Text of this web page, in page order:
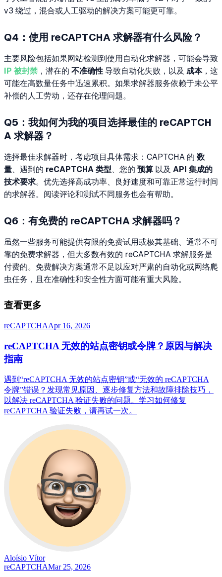
v3 绕过，混合或人工驱动的解决方案可能更可靠。
Q4：使用 reCAPTCHA 求解器有什么风险？
主要风险包括如果网站检测到使用自动化求解器，可能会导致
IP 被封禁 ，潜在的 不准确性 导致自动化失败，以及 成本，这
可能在高数量任务中迅速累积。如果求解器服务依赖于未公平
补偿的人工劳动，还存在伦理问题。
Q5：我如何为我的项目选择最佳的 reCAPTCH
A 求解器？
选择最佳求解器时，考虑项目具体需求：CAPTCHA 的 数
量、遇到的 reCAPTCHA 类型、您的 预算 以及 API 集成的
技术要求。优先选择高成功率、良好速度和可靠正常运行时间
的求解器。阅读评论和测试不同服务也会有帮助。
Q6：有免费的 reCAPTCHA 求解器吗？
虽然一些服务可能提供有限的免费试用或极其基础、通常不可
靠的免费求解器，但大多数有效的 reCAPTCHA 求解服务是
付费的。免费解决方案通常不足以应对严肃的自动化或网络爬
虫任务，且在准确性和安全性方面可能有重大风险。
查看更多
reCAPTCHAApr 16, 2026
reCAPTCHA 无效的站点密钥或令牌？原因与解决
指南
遇到“reCAPTCHA 无效的站点密钥”或“无效的 reCAPTCHA
令牌”错误？发现常见原因、逐步修复方法和故障排除技巧，
以解决 reCAPTCHA 验证失败的问题。学习如何修复
reCAPTCHA 验证失败，请再试一次。
Aloísio Vítor
reCAPTCHAMar 25, 2026